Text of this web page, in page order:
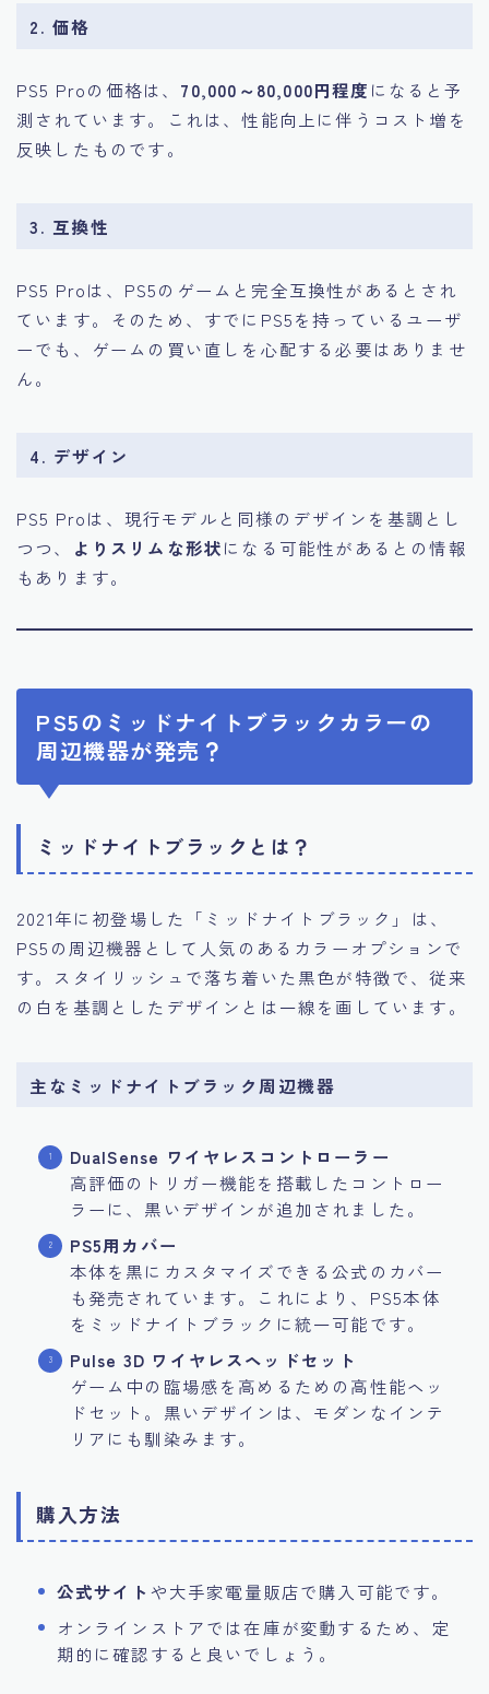
2. 価格
PS5 Proの価格は、 70,000～80,000円程度 になると予
測されています。これは、性能向上に伴うコスト増を
反映したものです。
3. 互換性
PS5 Proは、PS5のゲームと完全互換性があるとされ
ています。そのため、すでにPS5を持っているユーザ
ーでも、ゲームの買い直しを心配する必要はありませ
ん。
4. デザイン
PS5 Proは、現行モデルと同様のデザインを基調とし
つつ、
よりスリムな形状になる可能性があるとの情報
もあります。
PS5のミッドナイトブラックカラーの
周辺機器が発売？
ミッドナイトブラックとは？
2021年に初登場した「ミッドナイトブラック」は、
PS5の周辺機器として人気のあるカラーオプションで
す。スタイリッシュで落ち着いた黒色が特徴で、従来
の白を基調としたデザインとは一線を画しています。
主なミッドナイトブラック周辺機器
DualSense ワイヤレスコントローラー
高評価のトリガー機能を搭載したコントロー
ラーに、黒いデザインが追加されました。
PS5用カバー
本体を黒にカスタマイズできる公式のカバー
も発売されています。これにより、PS5本体
をミッドナイトブラックに統一可能です。
Pulse 3D ワイヤレスヘッドセット
ゲーム中の臨場感を高めるための高性能ヘッ
ドセット。黒いデザインは、モダンなインテ
リアにも馴染みます。
購入方法
公式サイト や大手家電量販店で購入可能です。
オンラインストアでは在庫が変動するため、定
期的に確認すると良いでしょう。